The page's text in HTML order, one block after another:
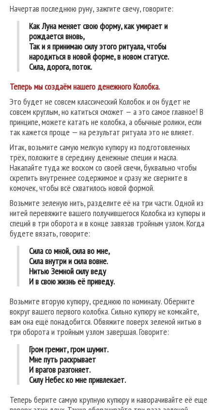
Начертав последнюю руну, зажгите свечу, говорите:
Как Луна меняет свою форму, как умирает и
рождается вновь,
Так и я принимаю силу этого ритуала, чтобы
народиться в новой форме, в новом статусе.
Сила, дорога, поток.
Теперь мы создаём нашего денежного Колобка.
Это будет не совсем классический Колобок и он будет не
совсем круглым, но катиться сможет — а это самое главное! В
принципе, можете катать не колобка, а обычные ролики, если
так кажется проще — на результат ритуала это не влияет.
Итак, возьмите самую мелкую купюру из подготовленных
трёх, положите в середину денежные специи и масла.
Накапайте туда же воском со своей свечи, буквально чтобы
скрепить внутреннее содержимое и сразу же сверните в
комочек, чтобы всё схватилось новой формой.
Возьмите зеленую нить, разделите её на три части. Одной из
нитей перевяжите вашего получившегося Колобка из купюры и
специй в три оборота и в конце завязав тройным узлом. Когда
будете вязать, говорите:
Сила со мной, сила во мне,
Сила внутри и сила вовне.
Нитью Земной силу веду
И в свою жизнь её приведу.
Возьмите вторую купюру, среднюю по номиналу. Оберните
вокруг вашего первого колобка. Сильно купюру не комкайте,
вам она ещё понадобится. Обвяжите поверх зеленой нитью в
три оборота и тройным узлом завершая. Говорите:
Гром гремит, гром шумит.
Мне путь раскрывает
И врагов разгоняет.
Силу Небес ко мне привлекает.
Теперь берите самую крупную купюру и наворачивайте её еще